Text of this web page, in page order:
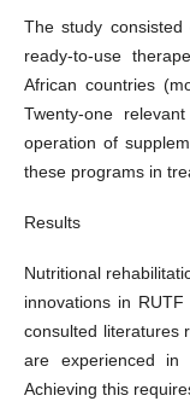
The study
ready-to-use
African countries
Twenty-one
operation of
these programs in
Results
Nutritional
innovations in
consulted literatures
are experienced in
Achieving this